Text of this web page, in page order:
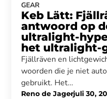
GEAR
Keb Lätt:
antwoord op
ultralight-
het ultralight-
Fjällräven en
woorden die je niet
gebruikt. Het…
Reno de Jager
- juli 30,